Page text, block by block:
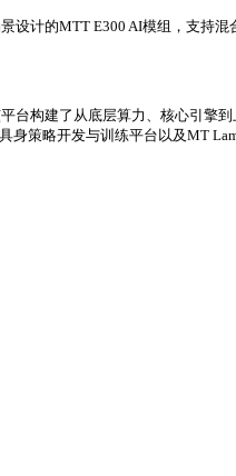
计的MTT E300 AI模组，支持
构建了从底层算力、核心引擎
策略开发与训练平台以及MT